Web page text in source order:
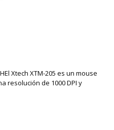
Xtech XTM-205 es un mouse
resolución de 1000 DPI y